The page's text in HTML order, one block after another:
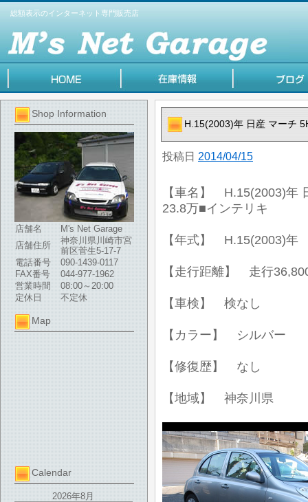
総額表示のインターネット専門販売店
Shop Information
店舗名
M's Net Garage
店舗住所
神奈川県川崎市宮
前区菅生5-17-7
電話番号
090-1439-0117
FAX番号
044-977-1962
営業時間
08:00～20:00
定休日
不定休
Map
Calendar
2026年8月
H.15(2003)年 日産 マーチ
投稿日 2014/04/15
【車名】 H.15(2003)年
23.8万■インテリキ
【年式】 H.15(2003)年
【走行距離】 走行
【車検】 検なし
【カラー】 シルバー
【修復歴】 なし
【地域】 神奈川県